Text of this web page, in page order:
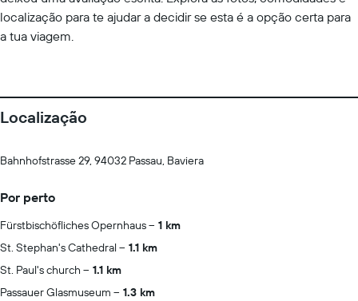
localização para te ajudar a decidir se esta é a opção certa para
a tua viagem.
Localização
Bahnhofstrasse 29, 94032 Passau, Baviera
Por perto
Fürstbischöfliches Opernhaus
1 km
St. Stephan's Cathedral
1.1 km
St. Paul's church
1.1 km
Passauer Glasmuseum
1.3 km